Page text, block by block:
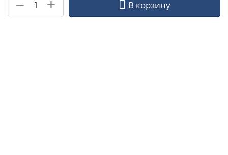
+
− В корзину